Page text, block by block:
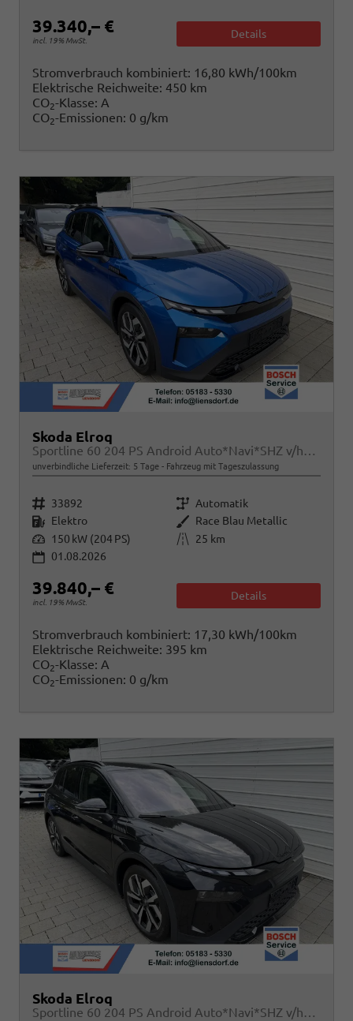
39.340,– €
incl. 19% MwSt.
Details
Stromverbrauch kombiniert: 16,80 kWh/100km
Elektrische Reichweite: 450 km
CO2-Klasse: A
CO2-Emissionen: 0 g/km
Skoda Elroq
Sportline 60 204 PS Android Auto*Navi*SHZ v/h*Kamera*E-Heck*Kessy*ACC
unverbindliche Lieferzeit: 5 Tage Fahrzeug mit Tageszulassung
Fahrzeugnr. 33892 Getriebe Automatik
Kraftstoff Elektro Außenfarbe Race Blau Metallic
Leistung 150 kW (204 PS) Kilometerstand
25 km
01.08.2026
39.840,– €
incl. 19% MwSt.
Details
Stromverbrauch kombiniert: 17,30 kWh/100km
Elektrische Reichweite: 395 km
CO2-Klasse: A
CO2-Emissionen: 0 g/km
Skoda Elroq
Sportline 60 204 PS Android Auto*Navi*SHZ v/h*Kamera*E-Heck*Kessy*ACC